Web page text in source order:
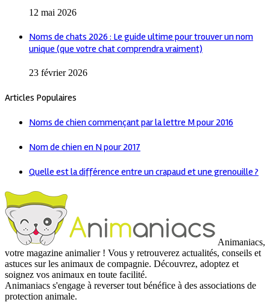
12 mai 2026
Noms de chats 2026 : Le guide ultime pour trouver un nom
unique (que votre chat comprendra vraiment)
23 février 2026
Articles Populaires
Noms de chien commençant par la lettre M pour 2016
Nom de chien en N pour 2017
Quelle est la différence entre un crapaud et une grenouille ?
Animaniacs,
votre magazine animalier ! Vous y retrouverez actualités, conseils et
astuces sur les animaux de compagnie. Découvrez, adoptez et
soignez vos animaux en toute facilité.
Animaniacs s'engage à reverser tout bénéfice à des associations de
protection animale.